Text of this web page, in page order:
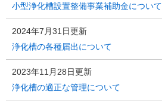
小型浄化槽設置整備事業補助金について
2024年7月31日更新
浄化槽の各種届出について
2023年11月28日更新
浄化槽の適正な管理について